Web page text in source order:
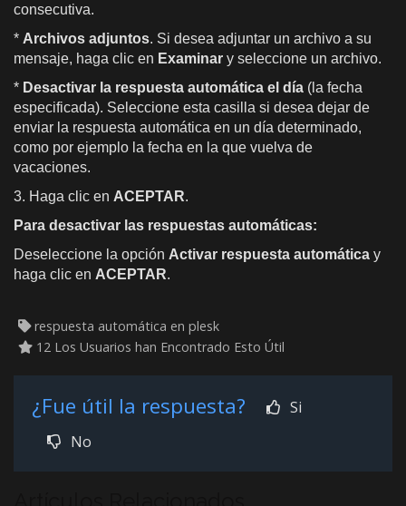
consecutiva.
* Archivos adjuntos. Si desea adjuntar un archivo a su
mensaje, haga clic en Examinar y seleccione un archivo.
* Desactivar la respuesta automática el día (la fecha
especificada). Seleccione esta casilla si desea dejar de
enviar la respuesta automática en un día determinado,
como por ejemplo la fecha en la que vuelva de
vacaciones.
3. Haga clic en ACEPTAR.
Para desactivar las respuestas automáticas:
Deseleccione la opción Activar respuesta automática y
haga clic en ACEPTAR.
respuesta automática en plesk
12 Los Usuarios han Encontrado Esto Útil
¿Fue útil la respuesta?
Si
No